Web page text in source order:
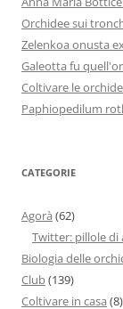
Orchidee sui
Zelenkoa onusta
Galeotta fu
Coltivare le
Paphiopedilum
CATEGORIE
Agorà (62)
Twitter: pillole
Biologia delle
Club(139)
Coltivare in casa (8)